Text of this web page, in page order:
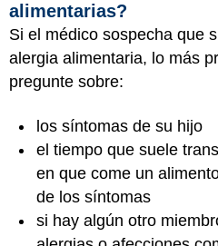
alimentarias?
Si el médico sospecha que
alergia alimentaria, lo más
pregunte sobre:
los síntomas de su hijo
el tiempo que suele
en que come un
de los síntomas
si hay algún otro